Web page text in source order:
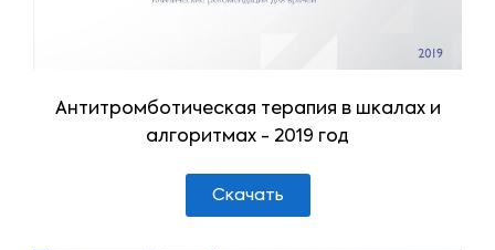
Антитромботическая терапия в шкалах и
алгоритмах - 2019 год
Скачать